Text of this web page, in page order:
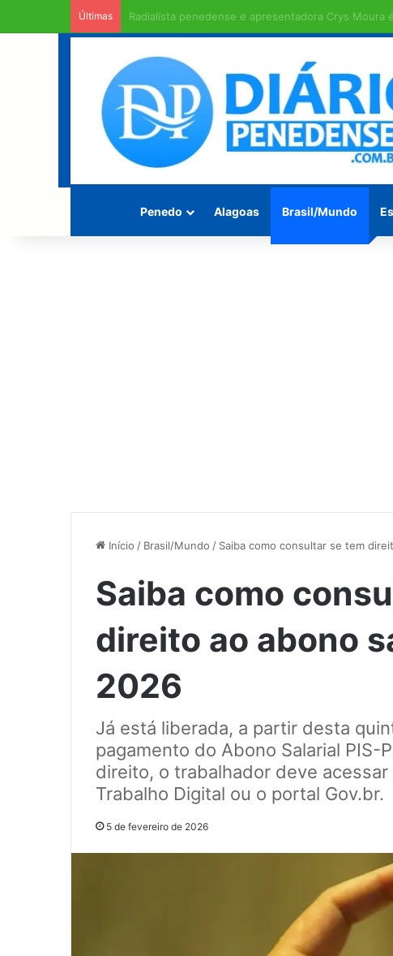
Últimas Rodovia Mario Freire Leahy, campeã de crateras
Penedo Alagoas Brasil/Mundo
Início / Brasil/Mundo / Saiba como consultar se tem
Saiba como
direito ao abono
2026
Já está liberada, a partir desta
pagamento do Abono Salarial PIS-
direito, o trabalhador deve
Trabalho Digital ou o portal Gov.br.
5 de fevereiro de 2026